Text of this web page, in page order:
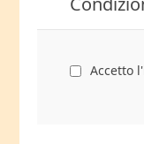
Accetto